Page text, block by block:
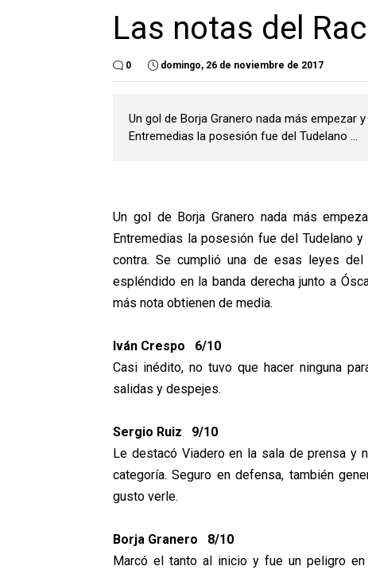
Las notas del
0 domingo, 26 de noviembre de 2017
Un gol de Borja Granero nada más empezar
Entremedias la posesión fue del Tudelano ...
Un gol de Borja Granero nada más
Entremedias la posesión fue del Tudelano
contra. Se cumplió una de esas leyes
espléndido en la banda derecha junto a
más nota obtienen de media.
Iván Crespo 6/10
Casi inédito, no tuvo que hacer ninguna
salidas y despejes.
Sergio Ruiz 9/10
Le destacó Viadero en la sala de prensa y
categoría. Seguro en defensa, también
gusto verle.
Borja Granero 8/10
Marcó el tanto al inicio y fue un peligro